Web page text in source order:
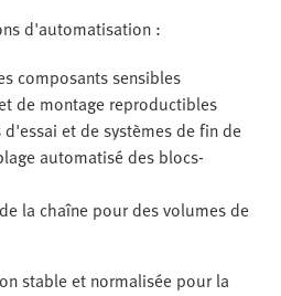
d'automatisation :
composants sensibles
de montage reproductibles
et de systèmes de fin de
automatisé des blocs-
la chaîne pour des volumes de
stable et normalisée pour la